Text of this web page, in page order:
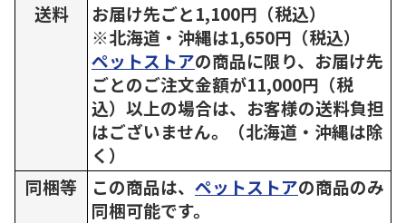
送料
お届け先ごと1,100円（税込）
※北海道・沖縄は1,650円（税込）
ペットストアの商品に限り、お届け先
ごとのご注文金額が11,000円（税
込）以上の場合は、お客様の送料負担
はございません。（北海道・沖縄は除
く）
同梱等
この商品は、 ペットストアの商品のみ
同梱可能です。